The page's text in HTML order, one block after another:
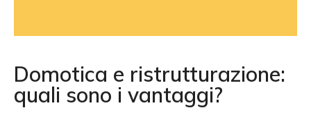
Domotica e ristrutturazione:
quali sono i vantaggi?